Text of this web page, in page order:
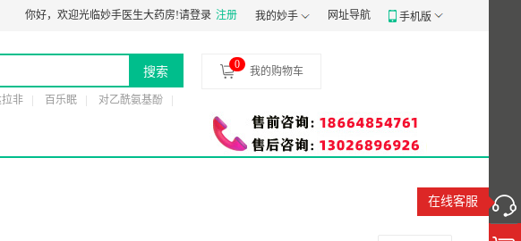
器械经营备案凭证：粤穗食药监械经营备20191807号 食品经营许可证：JY14401030058197
你好， 欢迎光临妙手医生大药房!请登录 注册 我的妙手 网址导航 手机版
搜索
非 百乐眠
对乙酰氨基酚
在线客服
0
我的购物车